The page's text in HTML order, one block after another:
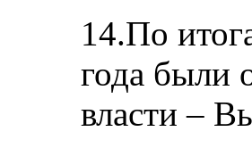
14.По
года были
власти –